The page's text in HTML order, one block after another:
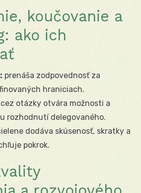
koučovanie a
ako ich
prenáša zodpovednosť za
hraniciach.
cez otázky otvára možnosti a
rozhodnutí delegovaného.
dodáva skúsenosť, skratky a
pokrok.